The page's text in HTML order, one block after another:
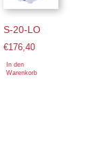
S-20-LO
€176,40
In den
Warenkorb